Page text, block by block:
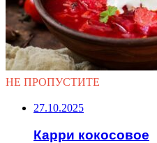
НЕ ПРОПУСТИТЕ
27.10.2025
Карри кокосовое